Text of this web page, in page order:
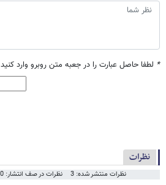
* لطفا حاصل عبارت را در جعبه متن روبرو وارد کنید
نظرات
نظرات منتشر شده: 3 نظرات در صف انتشار: 0